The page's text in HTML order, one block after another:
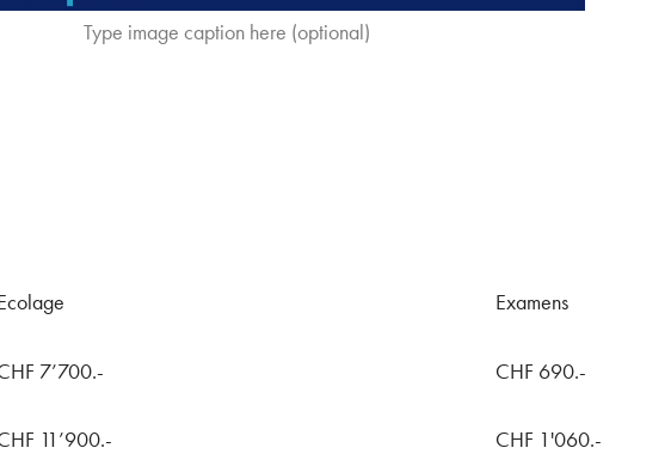
Type image caption here (optional)
Examens
7’700.- CHF 690.-
11’900.- CHF 1'060.-